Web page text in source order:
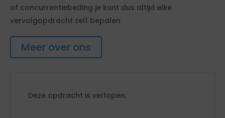
of concurrentiebeding je kunt dus altijd elke
vervolgopdracht zelf bepalen
Meer over ons
Deze opdracht is verlopen.